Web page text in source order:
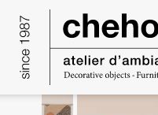
Panneau de gestion des cookies